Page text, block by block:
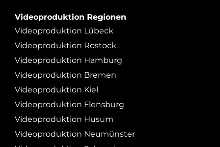
Videoproduktion Regionen
Videoproduktion Lübeck
Videoproduktion Rostock
Videoproduktion Hamburg
Videoproduktion Bremen
Videoproduktion Kiel
Videoproduktion Flensburg
Videoproduktion Husum
Videoproduktion Neumünster